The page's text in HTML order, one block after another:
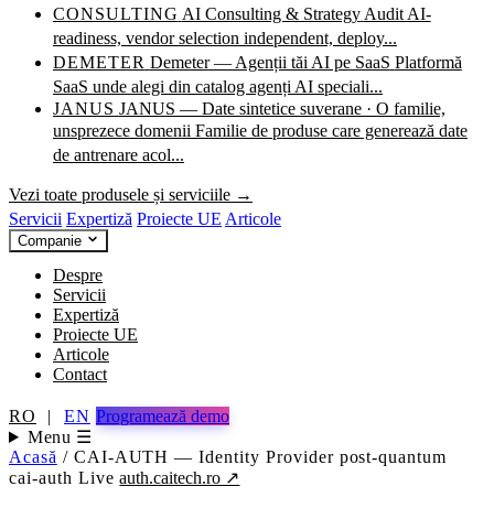
CONSULTING AI Consulting & Strategy Audit AI-
readiness, vendor selection independent, deploy...
DEMETER Demeter — Agenții tăi AI pe SaaS Platformă
SaaS unde alegi din catalog agenți AI speciali...
JANUS JANUS — Date sintetice suverane · O familie,
unsprezece domenii Familie de produse care generează date
de antrenare acol...
Vezi toate produsele și serviciile →
Servicii Expertiză Proiecte UE Articole
Companie
Despre
Servicii
Expertiză
Proiecte UE
Articole
Contact
RO | EN Programează demo
Menu ☰
Acasă / CAI-AUTH — Identity Provider post-quantum
cai-auth Liveauth.caitech.ro ↗